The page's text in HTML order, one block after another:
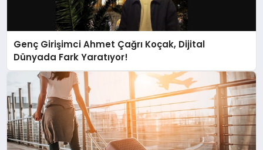
Genç Girişimci Ahmet Çağrı Koçak, Dijital
Dünyada Fark Yaratıyor!